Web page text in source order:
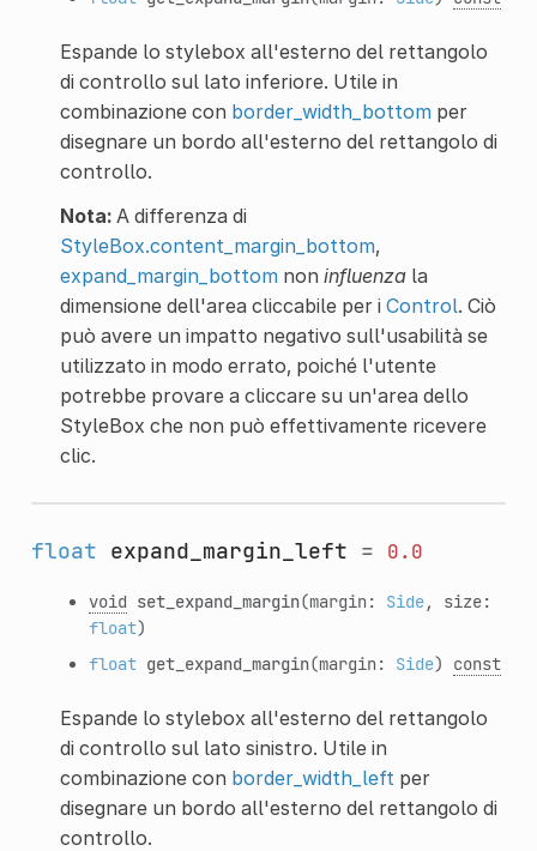
Espande lo stylebox all'esterno del rettangolo
di controllo sul lato inferiore. Utile in
combinazione con border_width_bottomper
disegnare un bordo all'esterno del rettangolo di
controllo.
Nota:A differenza di
StyleBox.content_margin_bottom,
expand_margin_bottomnon influenzala
dimensione dell'area cliccabile per i Control. Ciò
può avere un impatto negativo sull'usabilità se
utilizzato in modo errato, poiché l'utente
potrebbe provare a cliccare su un'area dello
StyleBox che non può effettivamente ricevere
clic.
float expand_margin_left = 0.0
void set_expand_margin(margin: Side, size:
float)
float get_expand_margin(margin: Side) const
Espande lo stylebox all'esterno del rettangolo
di controllo sul lato sinistro. Utile in
combinazione con border_width_left per
disegnare un bordo all'esterno del rettangolo di
controllo.